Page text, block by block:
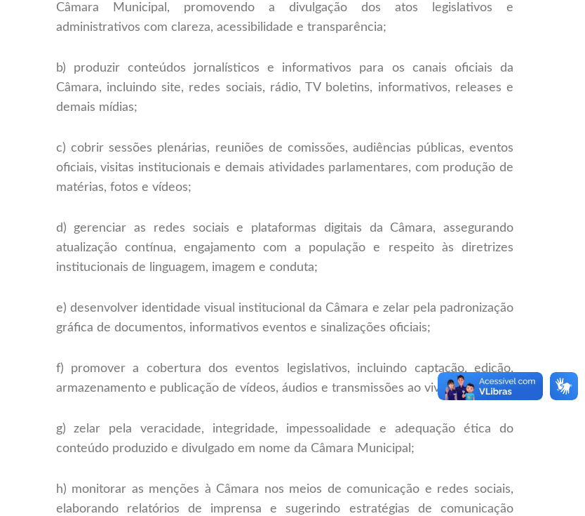
Câmara Municipal, promovendo a divulgação dos atos legislativos e
administrativos com clareza, acessibilidade e transparência;
b) produzir conteúdos jornalísticos e informativos para os canais oficiais da
Câmara, incluindo site, redes sociais, rádio, TV boletins, informativos, releases e
demais mídias;
c) cobrir sessões plenárias, reuniões de comissões, audiências públicas, eventos
oficiais, visitas institucionais e demais atividades parlamentares, com produção de
matérias, fotos e vídeos;
d) gerenciar as redes sociais e plataformas digitais da Câmara, assegurando
atualização contínua, engajamento com a população e respeito às diretrizes
institucionais de linguagem, imagem e conduta;
e) desenvolver identidade visual institucional da Câmara e zelar pela padronização
gráfica de documentos, informativos eventos e sinalizações oficiais;
f) promover a cobertura dos eventos legislativos, incluindo captação, edição,
armazenamento e publicação de vídeos, áudios e transmissões ao vivo;
g) zelar pela veracidade, integridade, impessoalidade e adequação ética do
conteúdo produzido e divulgado em nome da Câmara Municipal;
h) monitorar as menções à Câmara nos meios de comunicação e redes sociais,
elaborando relatórios de imprensa e sugerindo estratégias de comunicação